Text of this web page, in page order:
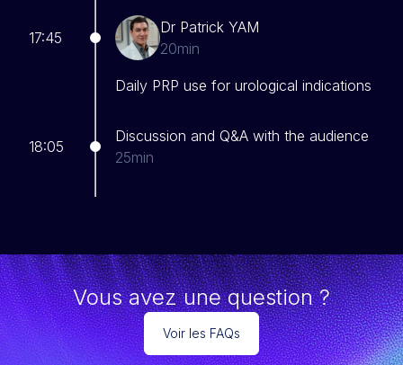
17:45
Dr Patrick YAM
20min
Daily PRP use for urological indications
18:05
Discussion and Q&A with the audience
25min
Vous avez une question ?
Voir les FAQs